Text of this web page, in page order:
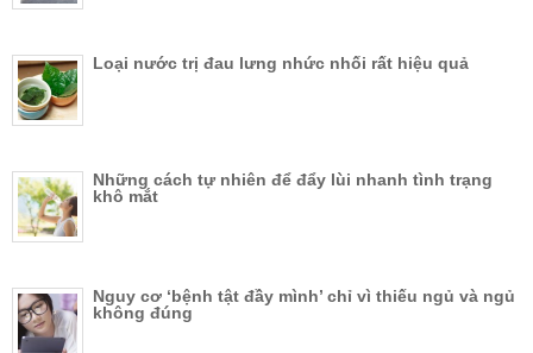
Loại nước trị đau lưng nhức nhối rất hiệu quả
Những cách tự nhiên để đẩy lùi nhanh tình trạng
khô mắt
Nguy cơ ‘bệnh tật đầy mình’ chỉ vì thiếu ngủ và ngủ
không đúng